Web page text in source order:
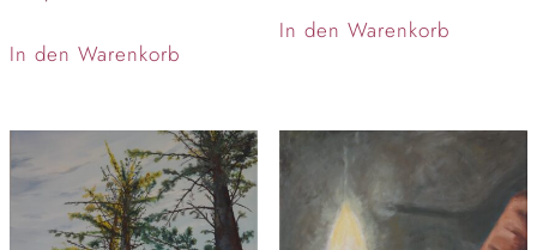
In den Warenkorb
In den Warenkorb